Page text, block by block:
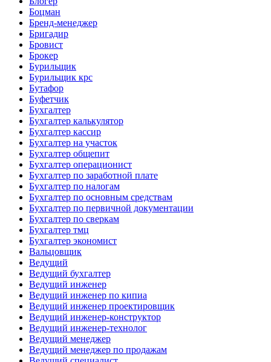
Боцман
Бренд-менеджер
Бригадир
Бровист
Брокер
Бурильщик
Бурильщик крс
Бутафор
Буфетчик
Бухгалтер
Бухгалтер калькулятор
Бухгалтер кассир
Бухгалтер на участок
Бухгалтер общепит
Бухгалтер операционист
Бухгалтер по заработной плате
Бухгалтер по налогам
Бухгалтер по основным средствам
Бухгалтер по первичной документации
Бухгалтер по сверкам
Бухгалтер тмц
Бухгалтер экономист
Вальцовщик
Ведущий
Ведущий бухгалтер
Ведущий инженер
Ведущий инженер по кипиа
Ведущий инженер проектировщик
Ведущий инженер-конструктор
Ведущий инженер-технолог
Ведущий менеджер
Ведущий менеджер по продажам